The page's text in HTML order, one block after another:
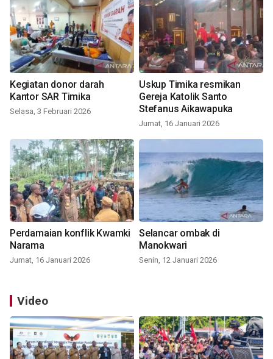
Kegiatan donor darah
Kantor SAR Timika
Selasa, 3 Februari 2026
Uskup Timika resmikan
Gereja Katolik Santo
Stefanus Aikawapuka
Jumat, 16 Januari 2026
Perdamaian konflik Kwamki
Narama
Jumat, 16 Januari 2026
Selancar ombak di
Manokwari
Senin, 12 Januari 2026
Video